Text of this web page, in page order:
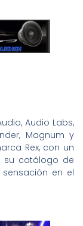
Audio Labs,
Magnum y
Rex, con un
su catálogo de
en el